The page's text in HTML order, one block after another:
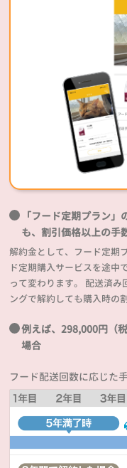
「フード定期プラン
も、割引価格以上の手
解約金として、フード定期
ド定期購入サービスを途中
って変わります。 配送済
ングで解約しても購入時の
例えば、298,000円（
場合
フード配送回数に応じた